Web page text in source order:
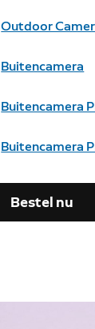
Outdoor
Buitencamera
Buitencamera
Buitencamera
Bestel nu